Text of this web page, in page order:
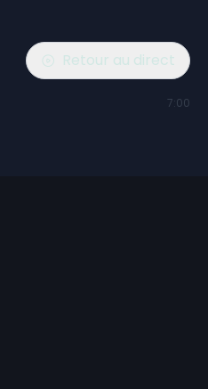
Retour au direct
7:00